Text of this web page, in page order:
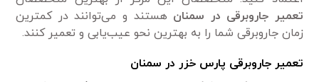
تعمیر جاروبرقی در سمنان هستند و می‌توانند در کمترین
زمان جاروبرقی شما را به بهترین نحو عیب‌یابی و تعمیر کنند.
تعمیر جاروبرقی پارس خزر در سمنان